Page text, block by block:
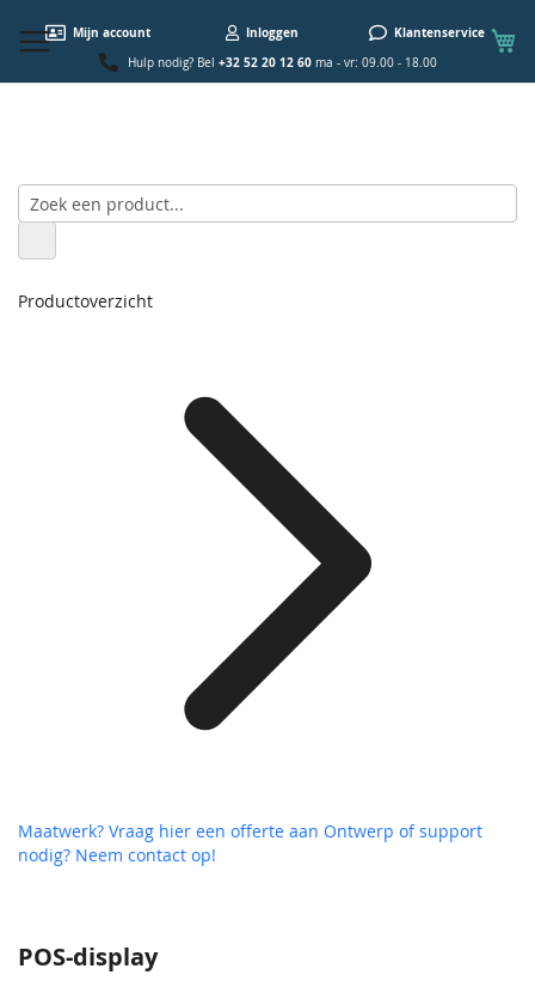
Mijn account Inloggen Klantenservice
Hulp nodig? Bel +32 52 20 12 60ma - vr: 09.00 - 18.00
POS-display
Productoverzicht
Maatwerk? Vraag hier een offerte aan Ontwerp of support
nodig? Neem contact op!